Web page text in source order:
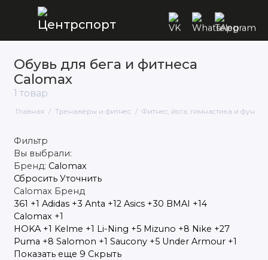
Обувь для бега и фитнеса
Calomax
1 товар
Главная Тренажёры и фитнес Фитнес, йога, гимнастика и
Фильтр
Вы выбрали:
Бренд: Calomax
Сбросить Уточнить
Calomax Бренд
361 +1 Adidas +3 Anta +12 Asics +30 BMAI +14
Calomax +1
HOKA +1 Kelme +1 Li-Ning +5 Mizuno +8 Nike +27
Puma +8 Salomon +1 Saucony +5 Under Armour +1
Показать еще 9 Скрыть
Кардиотренажеры
Cиловые тренажеры
Фитнес, йога, гимнастика и
Атлетика